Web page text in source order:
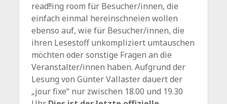
read!!ing room für Besucher/innen, die
einfach einmal hereinschneien wollen
ebenso auf, wie für Besucher/innen, die
ihren Lesestoff unkompliziert umtauschen
möchten oder sonstige Fragen an die
Veranstalter/innen haben. Aufgrund der
Lesung von Günter Vallaster dauert der
„jour fixe“ nur zwischen 18.00 und 19.30